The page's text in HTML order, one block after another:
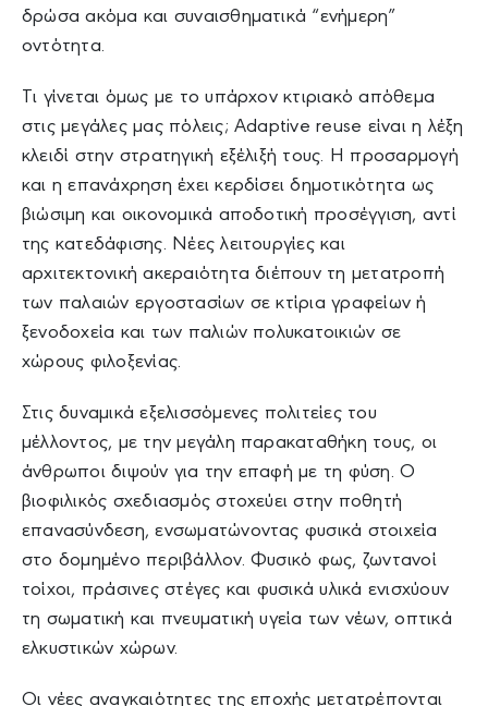
δρώσα ακόμα και συναισθηματικά “ενήμερη”
οντότητα.
Τι γίνεται όμως με το υπάρχον κτιριακό απόθεμα
στις μεγάλες μας πόλεις; Adaptive reuse είναι η λέξη
κλειδί στην στρατηγική εξέλιξή τους. Η προσαρμογή
και η επανάχρηση έχει κερδίσει δημοτικότητα ως
βιώσιμη και οικονομικά αποδοτική προσέγγιση, αντί
της κατεδάφισης. Νέες λειτουργίες και
αρχιτεκτονική ακεραιότητα διέπουν τη μετατροπή
των παλαιών εργοστασίων σε κτίρια γραφείων ή
ξενοδοχεία και των παλιών πολυκατοικιών σε
χώρους φιλοξενίας.
Στις δυναμικά εξελισσόμενες πολιτείες του
μέλλοντος, με την μεγάλη παρακαταθήκη τους, οι
άνθρωποι διψούν για την επαφή με τη φύση. Ο
βιοφιλικός σχεδιασμός στοχεύει στην ποθητή
επανασύνδεση, ενσωματώνοντας φυσικά στοιχεία
στο δομημένο περιβάλλον. Φυσικό φως, ζωντανοί
τοίχοι, πράσινες στέγες και φυσικά υλικά ενισχύουν
τη σωματική και πνευματική υγεία των νέων, οπτικά
ελκυστικών χώρων.
Οι νέες αναγκαιότητες της εποχής μετατρέπονται